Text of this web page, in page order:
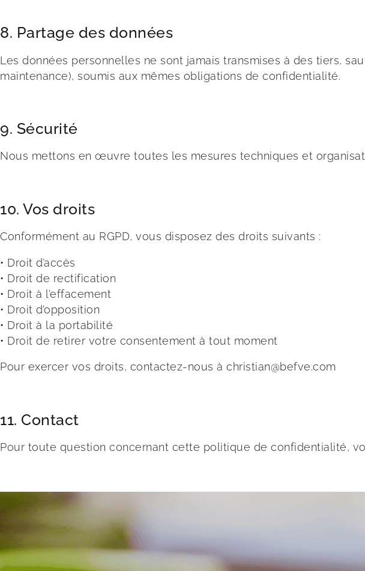
8. Partage des données
Les données personnelles ne sont jamais transmises à des tiers,
maintenance), soumis aux mêmes obligations de confidentialité.
9. Sécurité
Nous mettons en œuvre toutes les mesures techniques et
10. Vos droits
Conformément au RGPD, vous disposez des droits suivants :
• Droit d’accès
• Droit de rectification
• Droit à l’effacement
• Droit d’opposition
• Droit à la portabilité
• Droit de retirer votre consentement à tout moment
Pour exercer vos droits, contactez-nous à christian@befve.com
11. Contact
Pour toute question concernant cette politique de confidentialité,